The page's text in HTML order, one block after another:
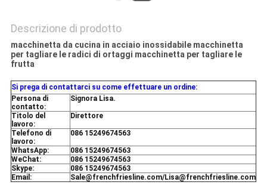
Descrizione di prodotto
macchinetta da cucina in acciaio inossidabile macchinetta
per tagliare le radici di ortaggi macchinetta per tagliare le
frutta
Si prega di contattarci su come effettuare un ordine:
Persona di
contatto:
Signora Lisa.
Titolo del
lavoro:
Direttore
Telefono di
lavoro:
086 15249674563
WhatsApp:
086 15249674563
WeChat:
086 15249674563
Skype:
086 15249674563
Email:
Sale@frenchfriesline.com/Lisa@frenchfriesline.com